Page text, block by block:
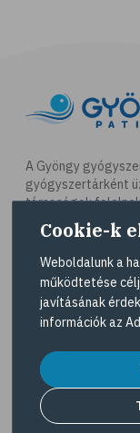
# gyömbér
# kurkuma
#
#
# magas
# szív- és
# vérnyomás
# recept
# kávé
A Gyöngy
gyógyszertárként
társaságok
működésért. A
elérhetőségeit a
tekintheti meg.
Navigáció
Gyöngy Patika
Cookie-k
Weboldalunk a
működtetése
javításának
információk az